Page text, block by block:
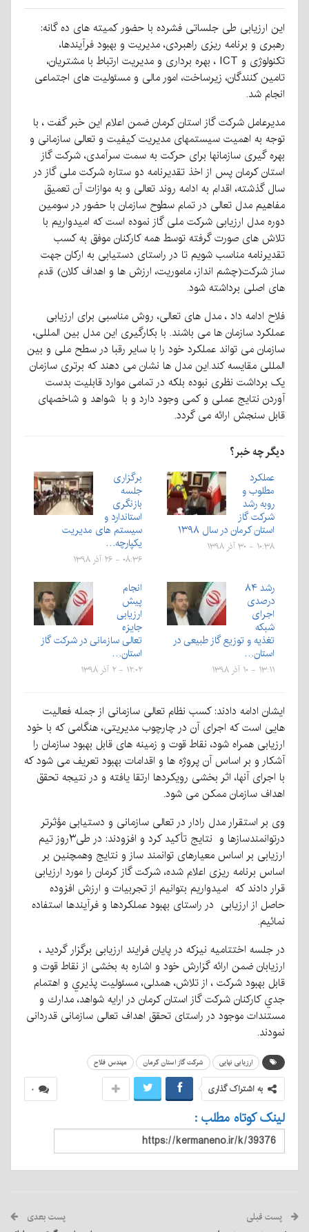
این ارزیابی طی جلساتی فشرده با حضور کمیته های ده گانه:
رهبری و برنامه ریزی راهبردی، مدیریت و بهبود فرآیندها،
تکنولوژی و ICT ، بهره برداری و مدیریت ارتباط با مشتریان،
تامین کنندگان، زیرساخت، امور مالی و مسئولیت های اجتماعی
انجام شد.
مدیرعامل شرکت گاز استان کرمان ضمن اعلام این خبر گفت ، با
توجه به اهمیت سیستمهای مدیریت کیفیت و تعالی سازمانی و
بهره گیری سازمانها برای حرکت به سمت سرآمدی، شرکت گاز
استان کرمان پس از اخذ تقدیرنامه دو ستاره شرکت ملی گاز در
سال گذشته، اقدام به ادامه روند تعالی و به موازات آن تعمیق
مفاهیم مدل تعالی در تمام سطوح سازمان با حضور در سومین
دوره مدل ارزیابی شرکت ملی گاز نموده است که امیدواریم با
تلاش های صورت گرفته توسط همه کارکنان موفق به کسب
تقدیرنامه مناسب شویم تا در راستای دستیابی به ارکان جهت
ساز شرکت(چشم انداز، ماموریت، ارزش ها و اهداف کلان) قدم
های اصلی برداشته شود.
فلاح ادامه داد ، مدل های تعالی، روش مناسبی برای ارزیابی
عملکرد سازمان ها می باشند. با بکارگیری این مدل بین المللی،
سازمان می تواند عملکرد خود را با سایر رقبا در سطح ملی و بین
المللی مقایسه کند.این مدل ها نشان می دهند که برتری سازمان
یک برداشت نظری نبوده بلکه در تمامی موارد قابلیت بدست
آوردن نتایج عملی و کمی وجود دارد و با شواهد و شاخصهای
قابل سنجش ارائه می گردد.
دیگر چه خبر؟
عملکرد
مطلوب و
روبه رشد
شرکت گاز
استان کرمان در سال ۱۳۹۸
۱۰:۳۸ - ۳۰ آذر ۱۳۹۸
برگزاری
جلسه
بازنگری
استاندارد و
سیستم های مدیریت
یکپارچه…
۰۸:۳۶ - ۲۶ آذر ۱۳۹۸
رشد ۸۴
درصدی
اجرای
شبکه
تغذیه و توزیع گاز طبیعی در
استان…
۱۳:۱۱ - ۱۰ آذر ۱۳۹۸
انجام
پیش
ارزیابی
جایزه
تعالی سازمانی در شرکت گاز
استان…
۱۲:۰۲ - ۲ آذر ۱۳۹۸
ایشان ادامه دادند: کسب نظام تعالی سازمانی از جمله فعالیت
هایی است که اجرای آن در چارچوب مدیریتی، هنگامی که با خود
ارزیابی همراه شود، نقاط قوت و زمینه های قابل بهبود سازمان را
آشکار و بر اساس آن پروژه ها و اقدامات بهبود تعریف می شود که
با اجرای آنها، اثر بخشی رویکردها ارتقا یافته و در نتیجه تحقق
اهداف سازمان ممکن می شود.
وی بر استقرار مدل رادار در تعالی سازمانی و دستیابی مؤثرتر
درتوانمندسازها و نتایج تأکید کرد و افزودند: در طی۳روز تیم
ارزیابی بر اساس معیارهای توانمند ساز و نتایج وهمچنین بر
اساس برنامه ریزی اعلام شده، شرکت گاز کرمان را مورد ارزیابی
قرار دادند که امیدواریم بتوانیم از تجربیات و ارزش افزوده
حاصل از ارزیابی در راستای بهبود عملکردها و فرآیندها استفاده
نمائیم.
در جلسه اختتامیه نیزکه در پایان فرایند ارزیابی برگزار گردید ،
ارزیابان ضمن ارائه گزارش خود و اشاره به بخشی از نقاط قوت و
قابل بهبود شرکت ، از تلاش، همدلی، مسئوليت پذيري و اهتمام
جدي كاركنان شرکت گاز استان کرمان در ارايه شواهد، مدارك و
مستندات موجود در راستای تحقق اهداف تعالی سازمانی قدردانی
نمودند.
ارزیابی نهایی شرکت گاز استان کرمان مهندس فلاح
۰ به اشتراک گذاری
لینک کوتاه مطلب :
پست قبلی پست بعدی